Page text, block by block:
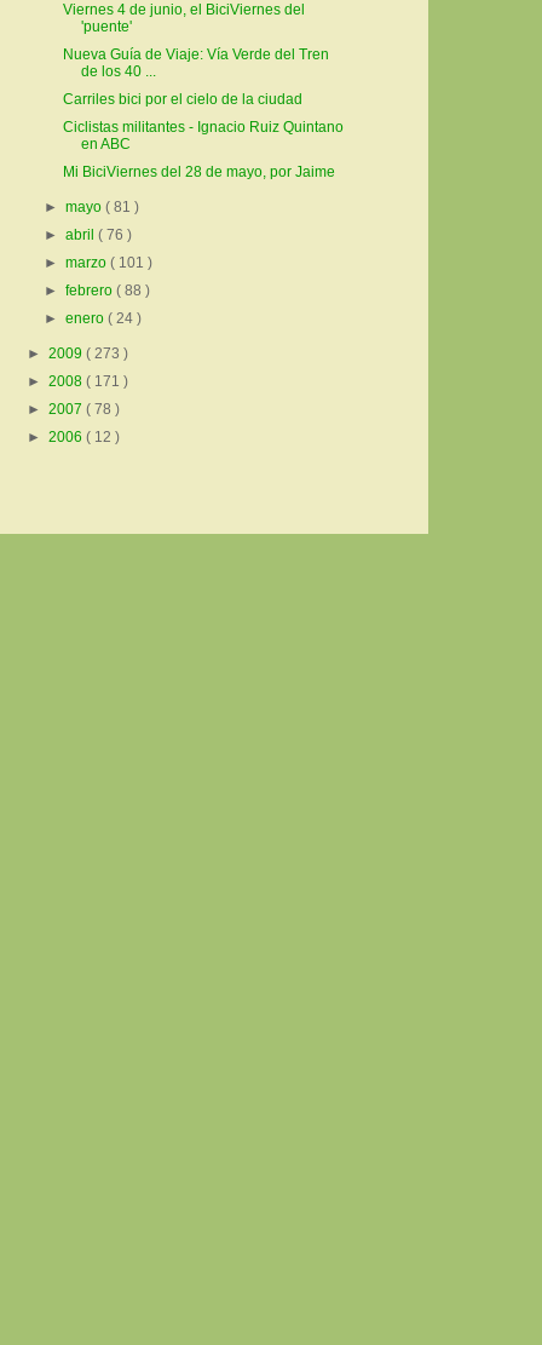
Viernes 4 de junio, el BiciViernes del
'puente'
Nueva Guía de Viaje: Vía Verde del Tren
de los 40 ...
Carriles bici por el cielo de la ciudad
Ciclistas militantes - Ignacio Ruiz Quintano
en ABC
Mi BiciViernes del 28 de mayo, por Jaime
►mayo( 81 )
►abril( 76 )
►marzo( 101 )
►febrero( 88 )
►enero( 24 )
► 2009 ( 273 )
► 2008 ( 171 )
► 2007 ( 78 )
► 2006 ( 12 )